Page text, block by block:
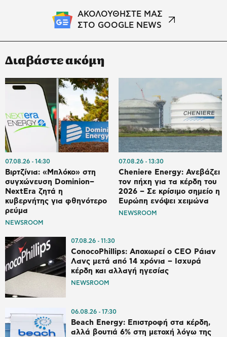
ΑΚΟΛΟΥΘΗΣΤΕ ΜΑΣ
ΣΤΟ GOOGLE NEWS
Διαβάστε ακόμη
07.08.26 14:30
Βιρτζίνια: «Μπλόκο» στη
συγχώνευση Dominion–
NextEra ζητά η
κυβερνήτης για φθηνότερο
ρεύμα
NEWSROOM
07.08.26 13:30
Cheniere Energy: Ανεβάζει
τον πήχη για τα κέρδη του
2026 – Σε κρίσιμο σημείο η
Ευρώπη ενόψει χειμώνα
NEWSROOM
07.08.26 11:30
ConocoPhillips: Αποχωρεί ο CEO Ράιαν
Λανς μετά από 14 χρόνια – Ισχυρά
κέρδη και αλλαγή ηγεσίας
NEWSROOM
06.08.26 17:30
Beach Energy: Επιστροφή στα κέρδη,
αλλά βουτιά 6% στη μετοχή λόγω της